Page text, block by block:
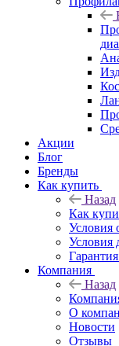
Акции
Блог
Бренды
Как купить
Назад
Как
Условия
Условия
Компания
Назад
О
Новости
Отзывы